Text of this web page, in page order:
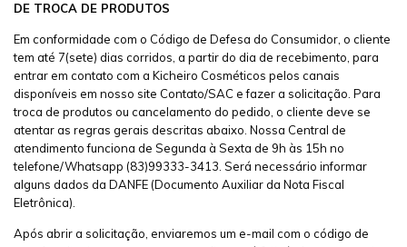
DE TROCA DE PRODUTOS
Em conformidade com o Código de Defesa do Consumidor, o cliente
tem até 7(sete) dias corridos, a partir do dia de recebimento, para
entrar em contato com a Kicheiro Cosméticos pelos canais
disponíveis em nosso site Contato/SAC e fazer a solicitação. Para
troca de produtos ou cancelamento do pedido, o cliente deve se
atentar as regras gerais descritas abaixo. Nossa Central de
atendimento funciona de Segunda à Sexta de 9h às 15h no
telefone/Whatsapp (83)99333-3413. Será necessário informar
alguns dados da DANFE (Documento Auxiliar da Nota Fiscal
Eletrônica).
Após abrir a solicitação, enviaremos um e-mail com o código de